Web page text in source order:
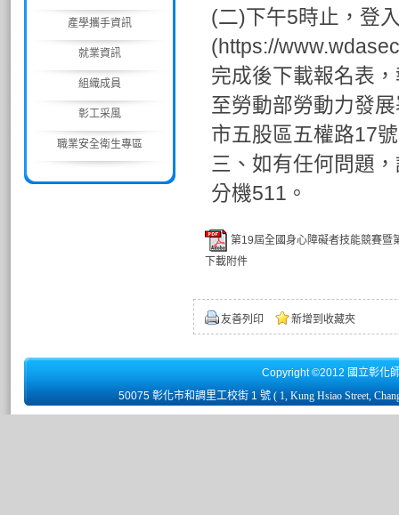
產學攜手資訊
就業資訊
組織成員
彰工采風
職業安全衛生專區
(二)下午5時止，登
(https://
完成後下載報名表
至勞動部勞動力發
市五股區五權路17
三、如有任何問題
分機511。
第19屆全國身心障礙者技能競賽暨
下載附件
友善列印 新增到收藏夾
Copyright ©2012 國立彰化
50075 彰化市和調里工校街 1 號 ( 1, Kung Hsiao Street,